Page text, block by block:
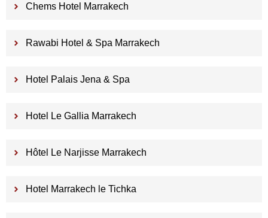
Chems Hotel Marrakech
Rawabi Hotel & Spa Marrakech
Hotel Palais Jena & Spa
Hotel Le Gallia Marrakech
Hôtel Le Narjisse Marrakech
Hotel Marrakech le Tichka